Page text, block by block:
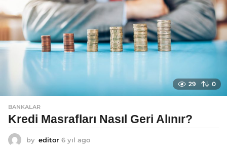
29 0
BANKALAR
Kredi Masrafları Nasıl Geri Alınır?
by editor 6 yıl ago